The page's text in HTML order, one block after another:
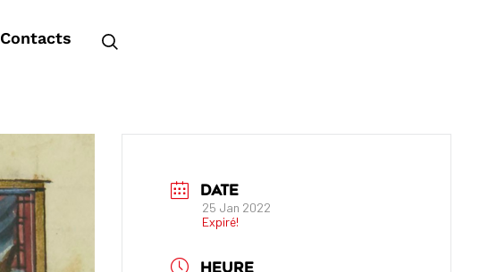
Contacts
DATE
25 Jan 2022
Expiré!
HEURE